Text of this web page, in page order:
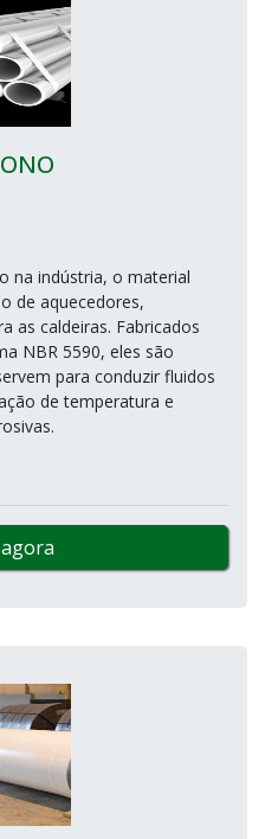
na indústria, o material
de aquecedores,
as caldeiras. Fabricados
NBR 5590, eles são
para conduzir fluidos
de temperatura e